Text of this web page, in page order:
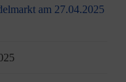
am 27.04.2025